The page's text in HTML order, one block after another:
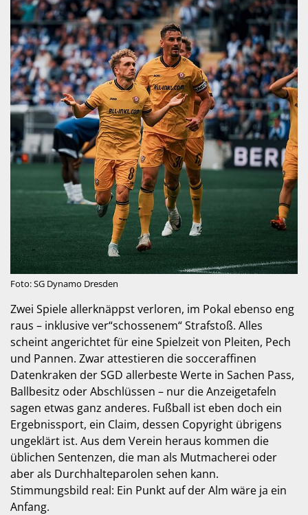
Foto: SG Dynamo Dresden
Zwei Spiele allerknäppst verloren, im Pokal ebenso eng
raus – inklusive ver“schossenem“ Strafstoß. Alles
scheint angerichtet für eine Spielzeit von Pleiten, Pech
und Pannen. Zwar attestieren die socceraffinen
Datenkraken der SGD allerbeste Werte in Sachen Pass,
Ballbesitz oder Abschlüssen – nur die Anzeigetafeln
sagen etwas ganz anderes. Fußball ist eben doch ein
Ergebnissport, ein Claim, dessen Copyright übrigens
ungeklärt ist. Aus dem Verein heraus kommen die
üblichen Sentenzen, die man als Mutmacherei oder
aber als Durchhalteparolen sehen kann.
Stimmungsbild real: Ein Punkt auf der Alm wäre ja ein
Anfang.